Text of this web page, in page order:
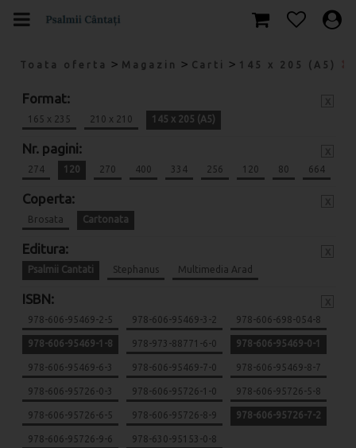
Toata oferta > Magazin > Carti > 145 x 205 (A5)
Format:
165 x 235 210 x 210 145 x 205 (A5)
Nr. pagini:
274 120 270 400 334 256 120 80 664
Coperta:
Brosata Cartonata
Editura:
Psalmii Cantati Stephanus Multimedia Arad
ISBN:
978-606-95469-2-5 978-606-95469-3-2 978-606-698-054-8
978-606-95469-1-8 978-973-88771-6-0 978-606-95469-0-1
978-606-95469-6-3 978-606-95469-7-0 978-606-95469-8-7
978-606-95726-0-3 978-606-95726-1-0 978-606-95726-5-8
978-606-95726-6-5 978-606-95726-8-9 978-606-95726-7-2
978-606-95726-9-6 978-630-95153-0-8